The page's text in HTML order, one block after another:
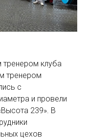
клуба
тренером
с
и провели
239». В
цехов